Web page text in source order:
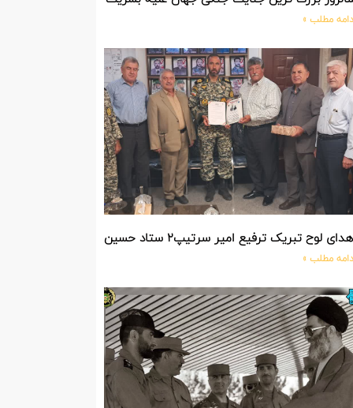
مطلب »
لوح تبریک ترفیع امیر سرتیپ۲ ستاد حسین صادق زاده فرمانده تیپ ۲۵ واکنش سریع شهید آبگون نزاجا مستقر در تبریز
مطلب »